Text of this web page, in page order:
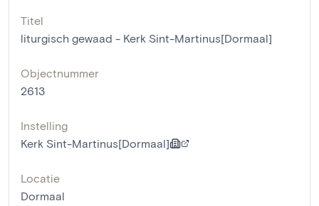
Titel
liturgisch gewaad - Kerk Sint-Martinus[Dormaal]
Objectnummer
2613
Instelling
Kerk Sint-Martinus[Dormaal]
Locatie
Dormaal